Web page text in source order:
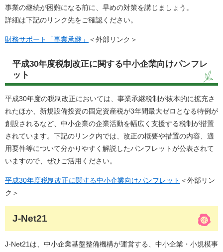
事業の継続が困難になる前に、早めの対策を講じましょう。
詳細は下記のリンク先をご確認ください。
財務サポート「事業承継」 ＜外部リンク＞
平成30年度税制改正に関する中小企業向けパンフレ
ット
平成30年度の税制改正においては、事業承継税制が抜本的に拡充さ
れたほか、新規設備投資の固定資産税が3年間最大ゼロとなる特例が
創設されるなど、中小企業の企業活動を幅広く支援する税制が措置
されています。下記のリンク内では、改正の概要や措置の内容、適
用要件等について分かりやすく解説したパンフレットが公表されて
いますので、ぜひご活用ください。
平成30年度税制改正に関する中小企業向けパンフレット ＜外部リン
ク＞
J-Net21
J-Net21は、中小企業基盤整備機構が運営する、中小企業・小規模事